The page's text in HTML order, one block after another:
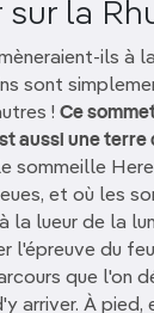
sur la
ils à
sont
! Ce
aussi une terre
sommeille
et où les
la lueur de la
l'épreuve du
que l'on
arriver. À pied,